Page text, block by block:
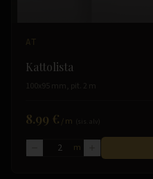
AT
Kattolista
100x95 mm, pit. 2 m
8.99 € /m
m